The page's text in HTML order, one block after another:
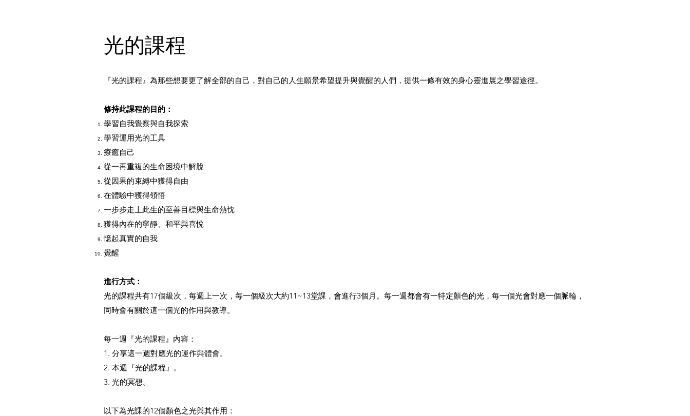
光的課程
『光的課程』為那些想要更了解全部的自己，對自己的人生願景希望提升與覺醒的人們，提供一條有效的身心靈進展之學習途徑。
修持此課程的目的：
學習自我覺察與自我探索
學習運用光的工具
療癒自己
從一再重複的生命困境中解脫
從因果的束縛中獲得自由
在體驗中獲得領悟
一步步走上此生的至善目標與生命熱忱
獲得內在的寧靜、和平與喜悅
憶起真實的自我
覺醒
進行方式：
光的課程共有17個級次，每週上一次，每一個級次大約11~13堂課，會進行3個月。每一週都會有一特定顏色的光，每一個光會對應一個脈輪，
同時會有關於這一個光的作用與教導。
每一週『光的課程』內容：
1. 分享這一週對應光的運作與體會。
2. 本週『光的課程』。
3. 光的冥想。
以下為光課的12個顏色之光與其作用：